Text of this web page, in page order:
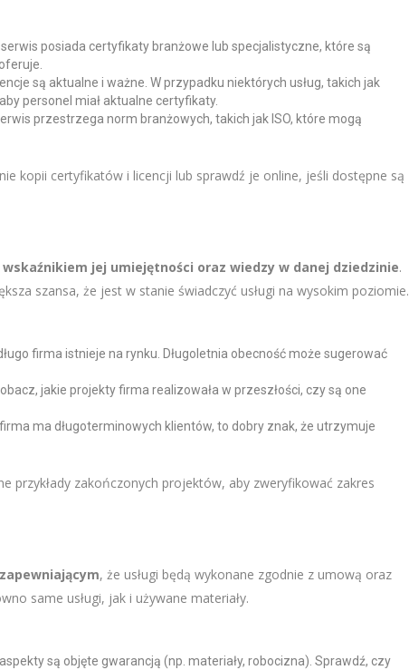
serwis posiada certyfikaty branżowe lub specjalistyczne, które są
są aktualne i ważne. W przypadku niektórych usług, takich jak
personel miał aktualne certyfikaty.
przestrzega norm branżowych, takich jak ISO, które mogą
kopii certyfikatów i licencji lub sprawdź je online, jeśli dostępne są
jej umiejętności oraz wiedzy w danej dziedzinie.
szansa, że jest w stanie świadczyć usługi na wysokim poziomie.
firma istnieje na rynku. Długoletnia obecność może sugerować
jakie projekty firma realizowała w przeszłości, czy są one
ma długoterminowych klientów, to dobry znak, że utrzymuje
przykłady zakończonych projektów, aby zweryfikować zakres
, że usługi będą wykonane zgodnie z umową oraz
same usługi, jak i używane materiały.
są objęte gwarancją (np. materiały, robocizna). Sprawdź, czy